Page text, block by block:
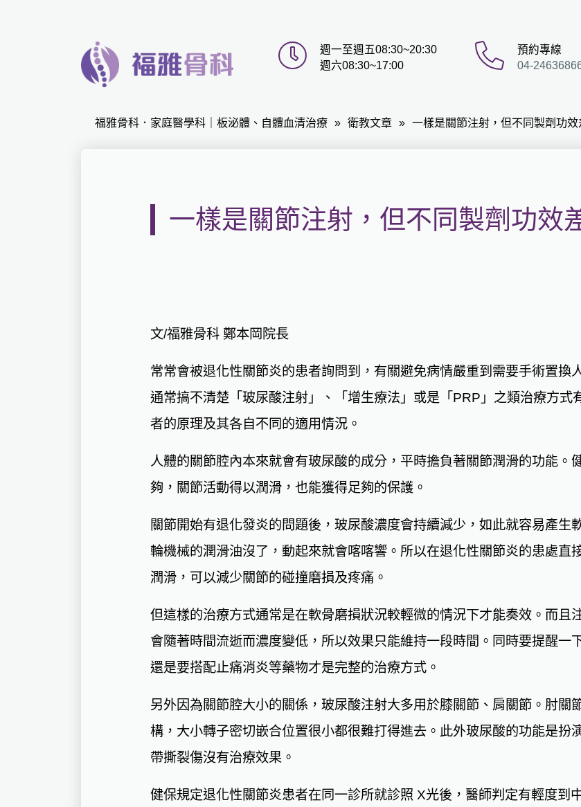
週一至週五08:30~20:30
週六08:30~17:00
預約專線
04-
福雅骨科．家庭醫學科｜板泌體、自體血清治療 衛教文章 一樣是關節注射，但不同製劑功效
一樣是關節注射，但不同製劑功效
文/福雅骨科 鄭本岡院長
常常會被退化性關節炎的患者詢問到，有關避免病情嚴重到需要手術置換
通常搞不清楚「玻尿酸注射」、「增生療法」或是「PRP」之類治療方式
者的原理及其各自不同的適用情況。
人體的關節腔內本來就會有玻尿酸的成分，平時擔負著關節潤滑的功能。
夠，關節活動得以潤滑，也能獲得足夠的保護。
關節開始有退化發炎的問題後，玻尿酸濃度會持續減少，如此就容易產生
輪機械的潤滑油沒了，動起來就會喀喀響。所以在退化性關節炎的患處直
潤滑，可以減少關節的碰撞磨損及疼痛。
但這樣的治療方式通常是在軟骨磨損狀況較輕微的情況下才能奏效。而且
會隨著時間流逝而濃度變低，所以效果只能維持一段時間。同時要提醒一
還是要搭配止痛消炎等藥物才是完整的治療方式。
另外因為關節腔大小的關係，玻尿酸注射大多用於膝關節、肩關節。肘關
構，大小轉子密切嵌合位置很小都很難打得進去。此外玻尿酸的功能是扮
帶撕裂傷沒有治療效果。
健保規定退化性關節炎患者在同一診所就診照 X光後，醫師判定有輕度到